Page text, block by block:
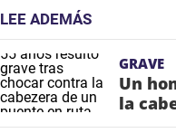
LEE ADEMÁS
GRAVE
Un
la